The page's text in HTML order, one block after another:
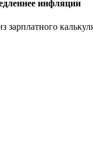
инфляции